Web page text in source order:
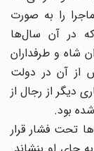
را به صورت
در آن سال‌ها
و طرفداران
آن در دولت
از رجال از
بود.
فشار قرار